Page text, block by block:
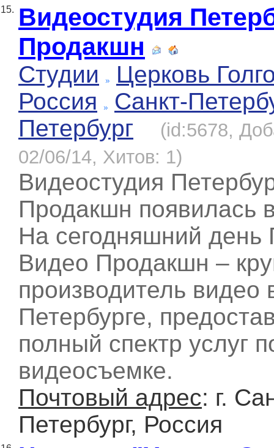
15. Видеостудия
Продакшн
Студии
Церковь
Россия
Санкт-
Петербург
(id:5678,
02/06/14, Хитов: 1)
Видеостудия
Продакшн появилась
На сегодняшний день
Видео Продакшн –
производитель видео
Петербурге,
полный спектр услуг
видеосъемке.
Почтовый адрес: г.
Петербург, Россия